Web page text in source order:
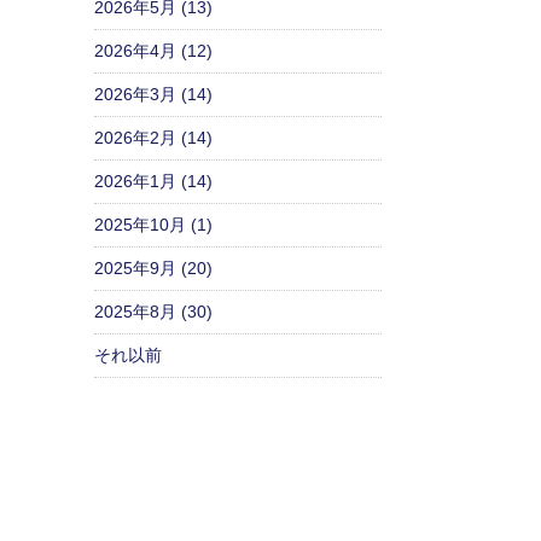
2026年5月 (13)
2026年4月 (12)
2026年3月 (14)
2026年2月 (14)
2026年1月 (14)
2025年10月 (1)
2025年9月 (20)
2025年8月 (30)
それ以前